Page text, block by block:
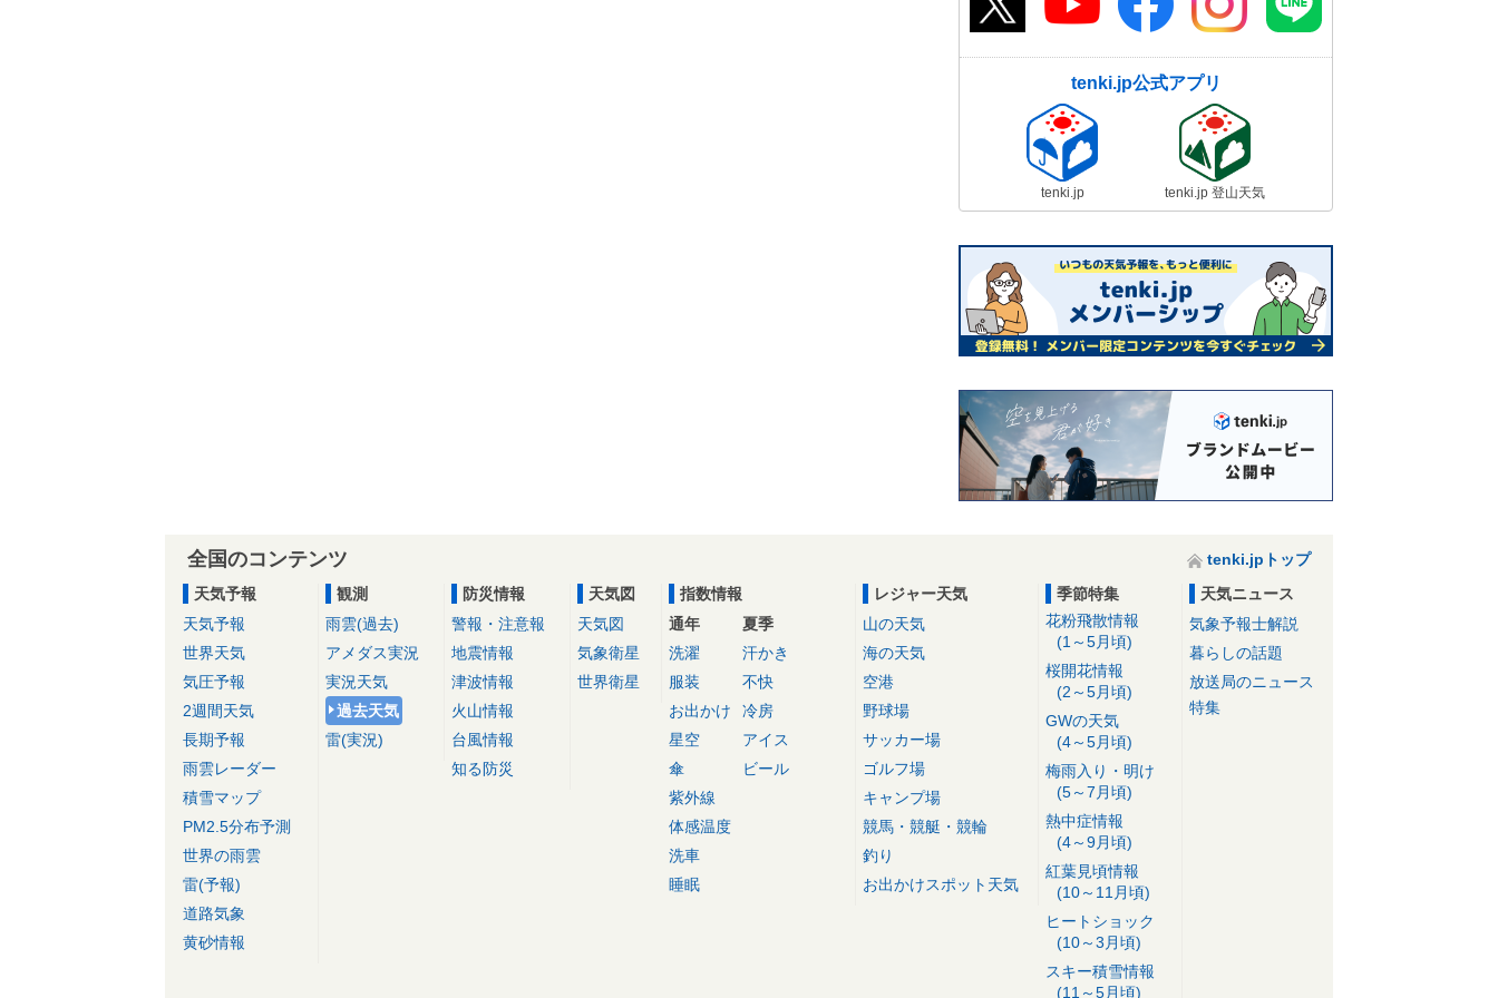
tenki.jp公式アプリ
tenki.jp tenki.jp 登山天気
全国のコンテンツ
tenki.jpトップ
天気予報
天気予報
世界天気
気圧予報
2週間天気
長期予報
雨雲レーダー
積雪マップ
PM2.5分布予測
世界の雨雲
雷(予報)
道路気象
黄砂情報
観測
雨雲(過去)
アメダス実況
実況天気
過去天気
雷(実況)
防災情報
警報・注意報
地震情報
津波情報
火山情報
台風情報
知る防災
天気図
天気図
気象衛星
世界衛星
指数情報
通年
洗濯
服装
お出かけ
星空
傘
紫外線
体感温度
洗車
睡眠
夏季
汗かき
不快
冷房
アイス
ビール
レジャー天気
山の天気
海の天気
空港
野球場
サッカー場
ゴルフ場
キャンプ場
競馬・競艇・競輪
釣り
お出かけスポット天気
季節特集
花粉飛散情報
(1～5月頃)
桜開花情報
(2～5月頃)
GWの天気
(4～5月頃)
梅雨入り・明け
(5～7月頃)
熱中症情報
(4～9月頃)
紅葉見頃情報
(10～11月頃)
ヒートショック
(10～3月頃)
スキー積雪情報
(11～5月頃)
天気ニュース
気象予報士解説
暮らしの話題
放送局のニュース
特集